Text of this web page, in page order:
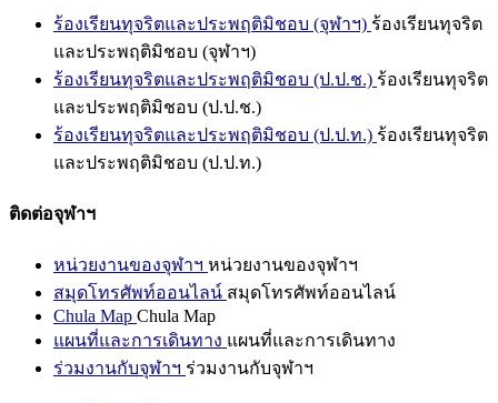
ร้องเรียนทุจริตและประพฤติมิชอบ (จุฬาฯ) ร้องเรียนทุจริต
และประพฤติมิชอบ (จุฬาฯ)
ร้องเรียนทุจริตและประพฤติมิชอบ (ป.ป.ช.) ร้องเรียนทุจริต
และประพฤติมิชอบ (ป.ป.ช.)
ร้องเรียนทุจริตและประพฤติมิชอบ (ป.ป.ท.) ร้องเรียนทุจริต
และประพฤติมิชอบ (ป.ป.ท.)
ติดต่อจุฬาฯ
หน่วยงานของจุฬาฯ หน่วยงานของจุฬาฯ
สมุดโทรศัพท์ออนไลน์ สมุดโทรศัพท์ออนไลน์
Chula Map Chula Map
แผนที่และการเดินทาง แผนที่และการเดินทาง
ร่วมงานกับจุฬาฯ ร่วมงานกับจุฬาฯ